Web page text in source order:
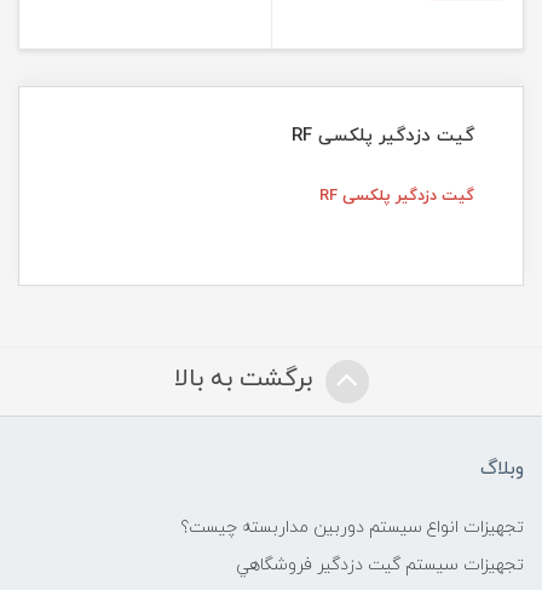
گیت دزدگیر پلکسی RF
گیت دزدگیر پلکسی RF
برگشت به بالا
وبلاگ
تجهیزات انواع سیستم دوربین مداربسته چيست؟
تجهیزات سیستم گيت دزدگیر فروشگاهي